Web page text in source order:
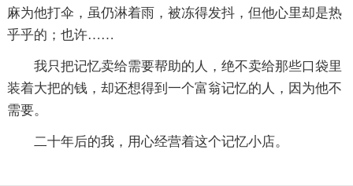
麻为他打伞，虽仍淋着雨，被冻得发抖，但他心里却是热
乎乎的；也许……
我只把记忆卖给需要帮助的人，绝不卖给那些口袋里
装着大把的钱，却还想得到一个富翁记忆的人，因为他不
需要。
二十年后的我，用心经营着这个记忆小店。